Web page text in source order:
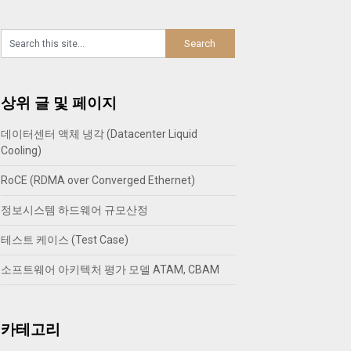
상위 글 및 페이지
데이터센터 액체 냉각 (Datacenter Liquid
Cooling)
RoCE (RDMA over Converged Ethernet)
정보시스템 하드웨어 규모산정
테스트 케이스 (Test Case)
소프트웨어 아키텍처 평가 모델 ATAM, CBAM
카테고리